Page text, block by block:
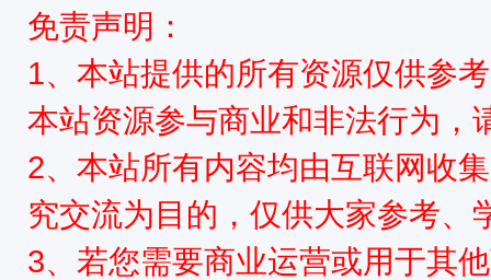
免责声明：
1、本站提供的所有资源仅供参
本站资源参与商业和非法行为，
2、本站所有内容均由互联网收
究交流为目的，仅供大家参考、
3、若您需要商业运营或用于其